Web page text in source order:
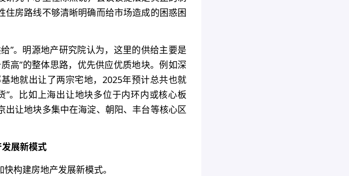
房路线不够清晰明确而给市场造成的困惑困
”。明源地产研究院认为，这里的供给主要是
高”的整体思路，优先供应优质地块。例如深
地就出让了两宗宅地，2025年预计总共也就
”。比如上海出让地块多位于内环内或核心板
让地块多集中在海淀、朝阳、丰台等核心区
展新模式
构建房地产发展新模式。